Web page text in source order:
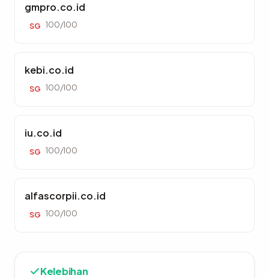
gmpro.co.id
SG 100/100
kebi.co.id
SG 100/100
iu.co.id
SG 100/100
alfascorpii.co.id
SG 100/100
Kelebihan